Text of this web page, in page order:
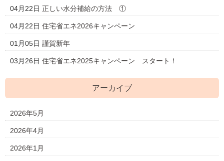
04月22日 正しい水分補給の方法 ①
04月22日 住宅省エネ2026キャンペーン
01月05日 謹賀新年
03月26日 住宅省エネ2025キャンペーン スタート！
アーカイブ
2026年5月
2026年4月
2026年1月